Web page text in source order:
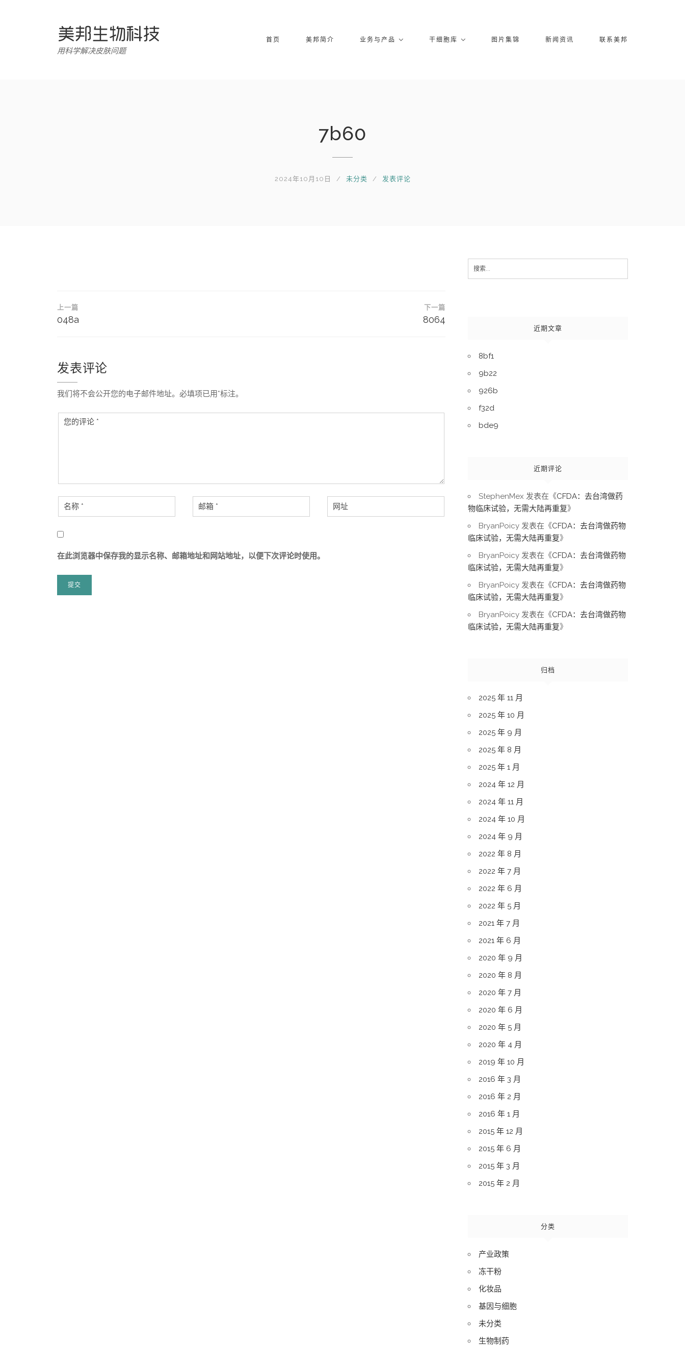
用科学解决皮肤问题
首页 美邦简介 业务与产品 干细胞库 图片集锦 新闻资讯 联系美邦
7b60
2024年10月10日 未分类 发表评论
文
章
航
上一篇
048a
下一篇
8064
发表评论
我们将不会公开您的电子邮件地址。必填项已用*标注。
在此浏览器中保存我的显示名称、邮箱地址和网站地址，以便下次评论时使用。
Search
for:
近期文章
8bf1
9b22
926b
f32d
bde9
近期评论
StephenMex 发表在《CFDA：去台湾做药
物临床试验，无需大陆再重复》
BryanPoicy 发表在《CFDA：去台湾做药物
临床试验，无需大陆再重复》
BryanPoicy 发表在《CFDA：去台湾做药物
临床试验，无需大陆再重复》
BryanPoicy 发表在《CFDA：去台湾做药物
临床试验，无需大陆再重复》
BryanPoicy 发表在《CFDA：去台湾做药物
临床试验，无需大陆再重复》
归档
2025 年 11 月
2025 年 10 月
2025 年 9 月
2025 年 8 月
2025 年 1 月
2024 年 12 月
2024 年 11 月
2024 年 10 月
2024 年 9 月
2022 年 8 月
2022 年 7 月
2022 年 6 月
2022 年 5 月
2021 年 7 月
2021 年 6 月
2020 年 9 月
2020 年 8 月
2020 年 7 月
2020 年 6 月
2020 年 5 月
2020 年 4 月
2019 年 10 月
2016 年 3 月
2016 年 2 月
2016 年 1 月
2015 年 12 月
2015 年 6 月
2015 年 3 月
2015 年 2 月
分类
产业政策
冻干粉
化妆品
基因与细胞
未分类
生物制药